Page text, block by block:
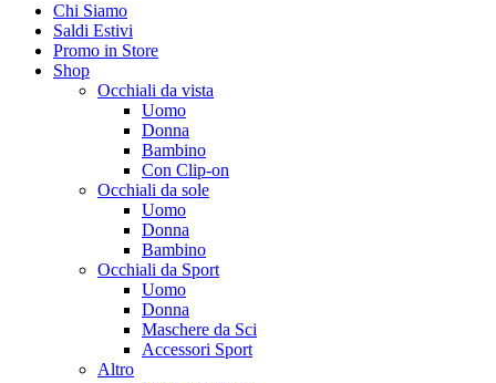
Chi Siamo
Saldi Estivi
Promo in Store
Shop
Occhiali da vista
Uomo
Donna
Bambino
Con Clip-on
Occhiali da sole
Uomo
Donna
Bambino
Occhiali da Sport
Uomo
Donna
Maschere da Sci
Accessori Sport
Altro